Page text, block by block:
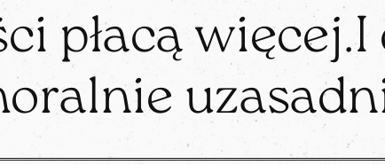
płacą więcej.I